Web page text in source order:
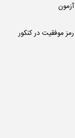
آزمون
رمز موفقیت در کنکور